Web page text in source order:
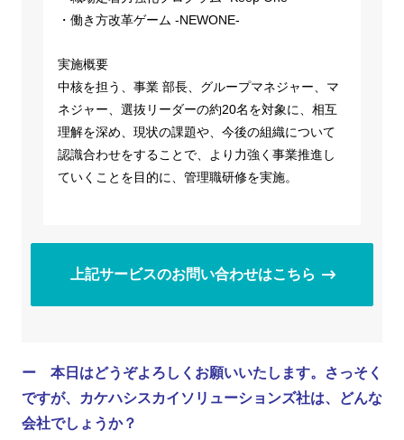
・働き方改革ゲーム -NEWONE-
実施概要
中核を担う、事業 部長、グループマネジャー、マ
ネジャー、選抜リーダーの約20名を対象に、相互
理解を深め、現状の課題や、今後の組織について
認識合わせをすることで、より力強く事業推進し
ていくことを目的に、管理職研修を実施。
上記サービスのお問い合わせはこちら
ー 本日はどうぞよろしくお願いいたします。さっそく
ですが、カケハシスカイソリューションズ社は、どんな
会社でしょうか？